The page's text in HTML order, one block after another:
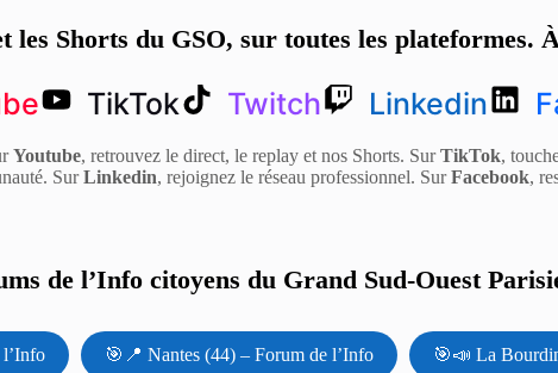
les Shorts du GSO, sur toutes les plateformes.
TikTok Twitch Linkedin
Youtube, retrouvez le direct, le replay et nos Shorts. SurTikTok,
SurLinkedin, rejoignez le réseau professionnel. SurFacebook,
de l’Info citoyens du Grand Sud-Ouest
🎯📍 Nantes (44) – Forum de l’Info 🎯📣 La